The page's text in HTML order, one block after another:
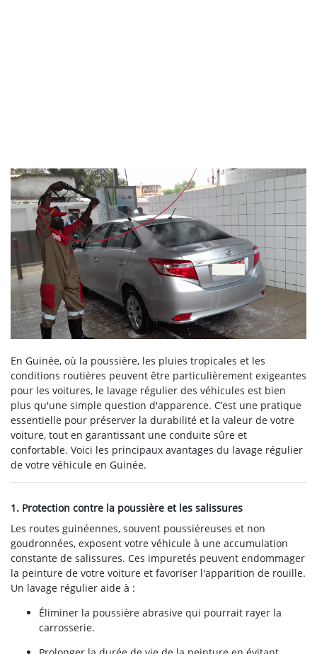
En Guinée, où la poussière, les pluies tropicales et les
conditions routières peuvent être particulièrement exigeantes
pour les voitures, le lavage régulier des véhicules est bien
plus qu'une simple question d'apparence. C’est une pratique
essentielle pour préserver la durabilité et la valeur de votre
voiture, tout en garantissant une conduite sûre et
confortable. Voici les principaux avantages du lavage régulier
de votre véhicule en Guinée.
1. Protection contre la poussière et les salissures
Les routes guinéennes, souvent poussiéreuses et non
goudronnées, exposent votre véhicule à une accumulation
constante de salissures. Ces impuretés peuvent endommager
la peinture de votre voiture et favoriser l'apparition de rouille.
Un lavage régulier aide à :
Éliminer la poussière abrasive qui pourrait rayer la
carrosserie.